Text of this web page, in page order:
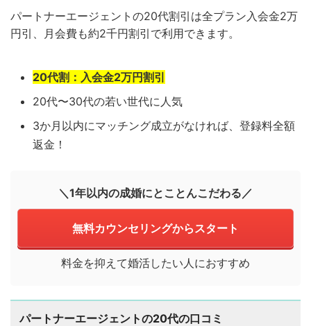
パートナーエージェントの20代割引は全プラン入会金2万
円引、月会費も約2千円割引で利用できます。
20代割：入会金2万円割引
20代〜30代の若い世代に人気
3か月以内にマッチング成立がなければ、登録料全額
返金！
＼1年以内の成婚にとことんこだわる／
無料カウンセリングからスタート
料金を抑えて婚活したい人におすすめ
パートナーエージェントの20代の口コミ